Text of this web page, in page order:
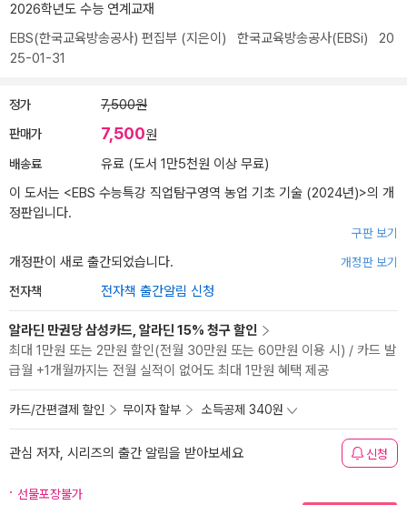
2026학년도 수능 연계교재
EBS(한국교육방송공사) 편집부 (지은이) 한국교육방송공사(EBSi) 20
25-01-31
정가 7,500원
판매가 7,500원
배송료
유료 (도서 1만5천원 이상 무료)
이 도서는 <EBS 수능특강 직업탐구영역 농업 기초 기술 (2024년)>의 개
정판입니다.
구판 보기
개정판이 새로 출간되었습니다. 개정판 보기
전자책 전자책 출간알림 신청
알라딘 만권당 삼성카드, 알라딘 15% 청구 할인
최대 1만원 또는 2만원 할인(전월 30만원 또는 60만원 이용 시) / 카드 발
급월 +1개월까지는 전월 실적이 없어도 최대 1만원 혜택 제공
카드/간편결제 할인 무이자 할부 소득공제 340원
관심 저자, 시리즈의 출간 알림을 받아보세요 신청
선물포장불가